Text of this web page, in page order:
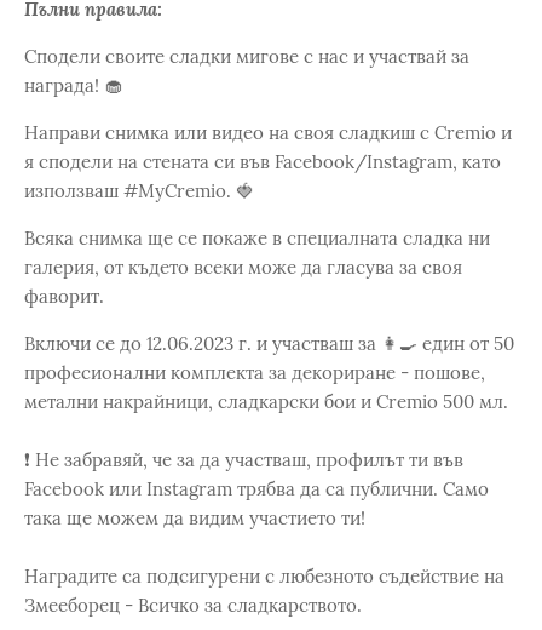
Пълни правила:
Сподели своите сладки мигове с нас и участвай за
награда! 🧁
Направи снимка или видео на своя сладкиш с Cremio и
я сподели на стената си във Facebook/Instagram, като
използваш #MyCremio. 🍓
Всяка снимка ще се покаже в специалната сладка ни
галерия, от където всеки може да гласува за своя
фаворит.
Включи се до 12.06.2023 г. и участваш за 👩‍🍳 един от 50
професионални комплекта за декориране - пошове,
метални накрайници, сладкарски бои и Cremio 500 мл.
❗️ Не забравяй, че за да участваш, профилът ти във
Facebook или Instagram трябва да са публични. Само
така ще можем да видим участието ти!
Наградите са подсигурени с любезното съдействие на
Змееборец - Всичко за сладкарството.